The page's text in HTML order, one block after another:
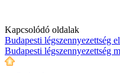
Kapcsolódó oldalak
Budapesti légszennyezettség
Budapesti légszennyezettség